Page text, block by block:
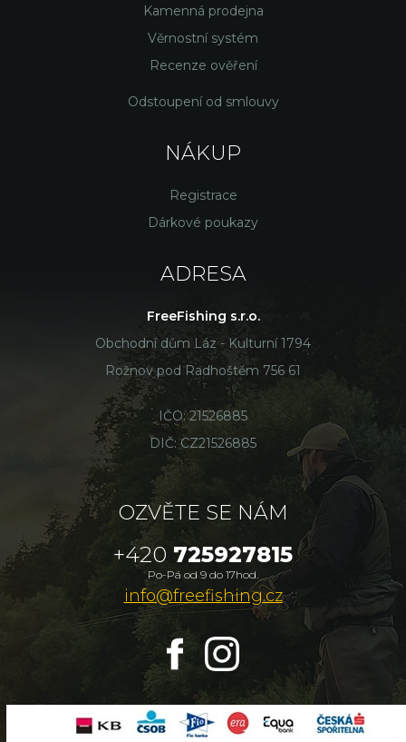
Kamenná prodejna
Věrnostní systém
Recenze ověření
Odstoupení od smlouvy
NÁKUP
Registrace
Dárkové poukazy
ADRESA
FreeFishing s.r.o.
Obchodní dům Láz - Kulturní 1794
Rožnov pod Radhoštěm 756 61
IČO: 21526885
DIČ: CZ21526885
OZVĚTE SE NÁM
+420 725927815
Po-Pá od 9 do 17hod.
info@freefishing.cz